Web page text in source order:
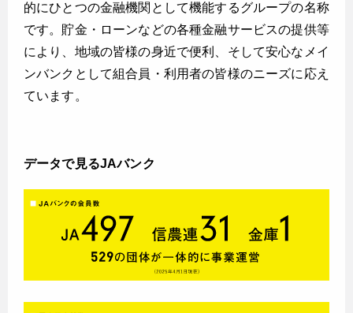
的にひとつの金融機関として機能するグループの名称
です。貯金・ローンなどの各種金融サービスの提供等
により、地域の皆様の身近で便利、そして安心なメイ
ンバンクとして組合員・利用者の皆様のニーズに応え
ています。
データで見るJAバンク